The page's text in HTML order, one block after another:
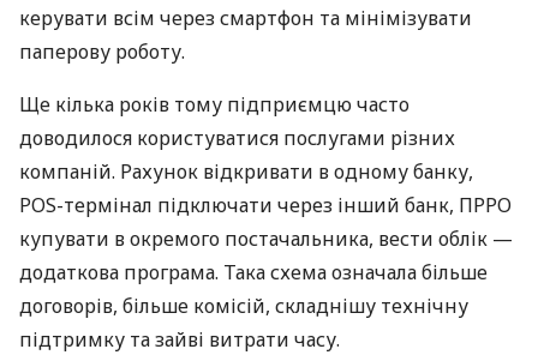
керувати всім через смартфон та мінімізувати
паперову роботу.
Ще кілька років тому підприємцю часто
доводилося користуватися послугами різних
компаній. Рахунок відкривати в одному банку,
POS-термінал підключати через інший банк, ПРРО
купувати в окремого постачальника, вести облік —
додаткова програма. Така схема означала більше
договорів, більше комісій, складнішу технічну
підтримку та зайві витрати часу.